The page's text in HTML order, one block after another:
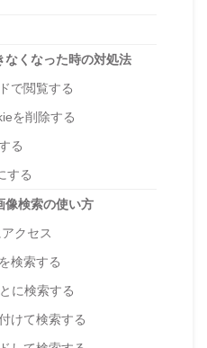
くなった時の対処法
で閲覧する
を削除する
る
する
像検索の使い方
クセス
検索する
に検索する
けて検索する